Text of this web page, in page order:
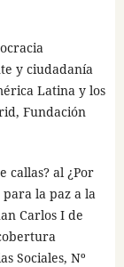
y ciudadanía
Latina y los
Fundación
callas? al ¿Por
la paz a la
Carlos I de
Sociales, Nº